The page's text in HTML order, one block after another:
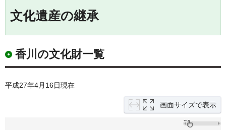
文化遺産の継承
香川の文化財一覧
平成27年4月16日現在
画面サイズで表示